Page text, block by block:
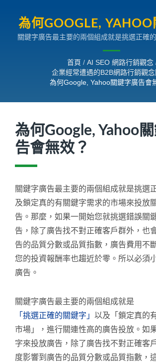
為何GOOGLE,
告會無效？ | 企業經
B2B網路行銷觀念
關鍵字廣告最主要的兩個組成就是挑選正確
一開始您就挑選錯誤關鍵字來投放廣告，除
客戶群外，也會高度影響到廣告的品質分數
費用不斷被燃燒殆盡，您的投資報酬率也趨
小心使用關鍵字廣告。
首頁 / AI SEO 網路行銷觀念
企業經常遭遇的B2B網路行銷觀
為何Google, Yahoo關鍵字廣告會
為何Google, Yahoo
告會無效？
關鍵字廣告最主要的兩個組成就是挑選
及鎖定真的有關鍵字需求的市場來投放
告。那麼，如果一開始您就挑選錯誤關
告，除了廣告找不對正確客戶群外，也
告的品質分數或品質指數，廣告費用不
您的投資報酬率也趨近於零。所以必須
廣告。
關鍵字廣告最主要的兩個組成就是
「挑選正確的關鍵字」 以及「鎖定真的
市場」，進行關連性高的廣告投放。如
字來投放廣告，除了廣告找不對正確客
度影響到廣告的品質分數或品質指數，